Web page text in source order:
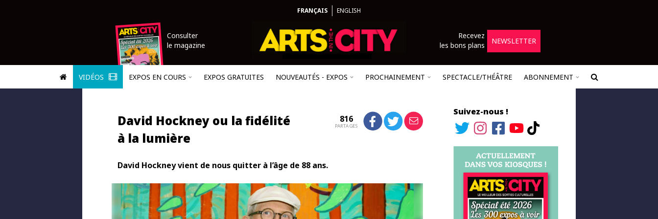
FRANÇAIS ENGLISH
Consulter
le magazine
Recevez
les bons plans
NEWSLETTER
VIDÉOS EXPOS EN COURS EXPOS GRATUITES NOUVEAUTÉS - EXPOS PROCHAINEMENT SPECTACLE/THÉÂTRE ABONNEMENT
David Hockney ou la fidélité
à la lumière
816
PARTAGES
David Hockney vient de nous quitter à l’âge de 88 ans.
Suivez-nous !